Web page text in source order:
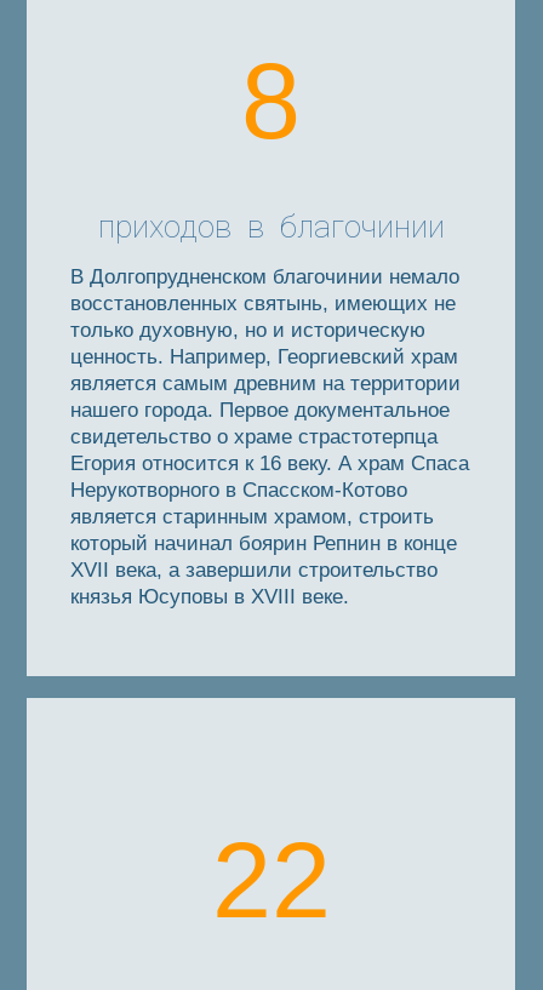
8
приходов в благочинии
В Долгопрудненском благочинии немало
восстановленных святынь, имеющих не
только духовную, но и историческую
ценность. Например, Георгиевский храм
является самым древним на территории
нашего города. Первое документальное
свидетельство о храме страстотерпца
Егория относится к 16 веку. А храм Спаса
Нерукотворного в Спасском-Котово
является старинным храмом, строить
который начинал боярин Репнин в конце
XVII века, а завершили строительство
князья Юсуповы в XVIII веке.
22